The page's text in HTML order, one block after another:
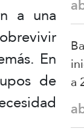
a una
En
de
a